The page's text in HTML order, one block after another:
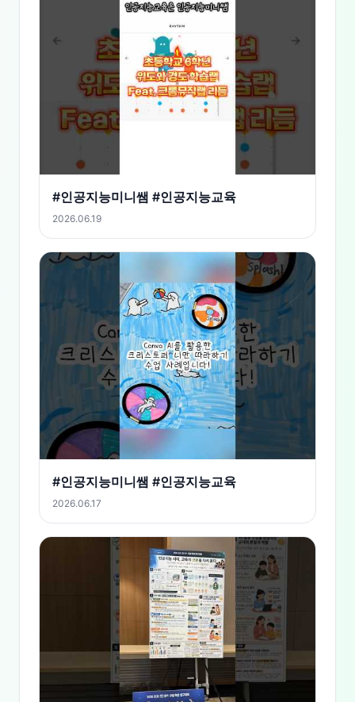
#인공지능미니쌤 #인공지능교육
2026.06.19
#인공지능미니쌤 #인공지능교육
2026.06.17